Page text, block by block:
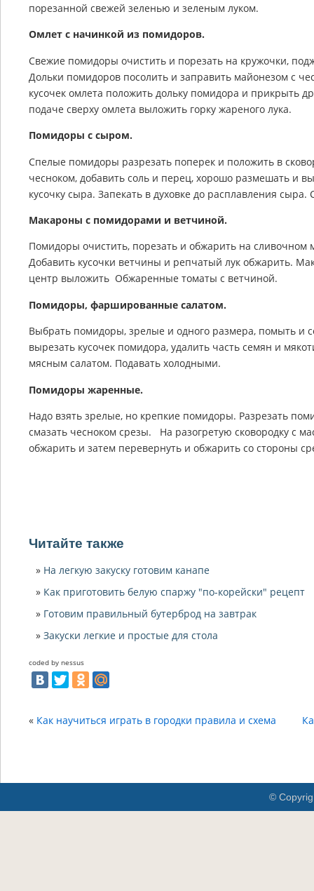
порезанной свежей зеленью и зеленым луком.
Омлет с начинкой из помидоров.
Свежие помидоры очистить и порезать на кружочки,
Дольки помидоров посолить и заправить майонезом с
кусочек омлета положить дольку помидора и прикрыть
подаче сверху омлета выложить горку жареного лука.
Помидоры с сыром.
Спелые помидоры разрезать поперек и положить в
чесноком, добавить соль и перец, хорошо размешать и
кусочку сыра. Запекать в духовке до расплавления
Макароны с помидорами и ветчиной.
Помидоры очистить, порезать и обжарить на сливочном
Добавить кусочки ветчины и репчатый лук обжарить.
центр выложить Обжаренные томаты с ветчиной.
Помидоры, фаршированные салатом.
Выбрать помидоры, зрелые и одного размера, помыть и
вырезать кусочек помидора, удалить часть семян и
мясным салатом. Подавать холодными.
Помидоры жаренные.
Надо взять зрелые, но крепкие помидоры. Разрезать
смазать чесноком срезы. На разогретую сковородку с
обжарить и затем перевернуть и обжарить со стороны
Читайте также
На легкую закуску готовим канапе
Как приготовить белую спаржу "по-корейски" рецепт
Готовим правильный бутерброд на завтрак
Закуски легкие и простые для стола
coded by nessus
« Как научиться играть в городки правила и схема
©